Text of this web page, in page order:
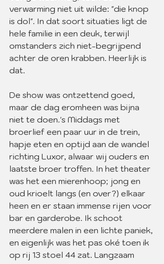
verwarming niet uit wilde: "die knop
is dol". In dat soort situaties ligt de
hele familie in een deuk, terwijl
omstanders zich niet-begrijpend
achter de oren krabben. Heerlijk is
dat.
De show was ontzettend goed,
maar de dag eromheen was bijna
niet te doen.'s Middags met
broerlief een paar uur in de trein,
hapje eten en optijd aan de wandel
richting Luxor, alwaar wij ouders en
laatste broer troffen. In het theater
was het een mierenhoop; jong en
oud krioelt langs (en over?) elkaar
heen en er staan immense rijen voor
bar en garderobe. Ik schoot
meerdere malen in een lichte paniek,
en eigenlijk was het pas oké toen ik
op rij 13 stoel 44 zat. Langzaam